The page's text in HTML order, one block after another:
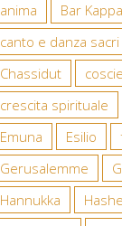
anima
Bar
canto e danza sacri
Chassidut
crescita spirituale
Emuna
Esilio
Gerusalemme
Hannukka